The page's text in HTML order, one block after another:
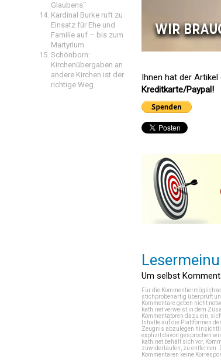
Glaubens“
Kardinal Burke ruft zu
Einsatz für Ehe und
Familie auf – bis zum
Martyrium
Schönborn:
Kirchenübergaben an
andere Kirchen ist der
richtige Weg
Ihnen hat der Artikel
Kreditkarte/Paypal!
Um selbst
Für die
stichprobenartig überprüft
Kommentare geben nicht
kath.net verweist in dem
Kommentatoren dazu ein,
Inhalte auf die Plattformen
Zeugnis abzulegen
explizit davon gesprochen
kath.net behält sich vor,
zuwiderlaufen, zu entfernen.
Kommentaren keine